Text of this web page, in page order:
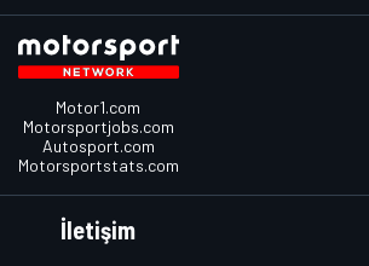
Motor1.com
Motorsportjobs.com
Autosport.com
Motorsportstats.com
İletişim